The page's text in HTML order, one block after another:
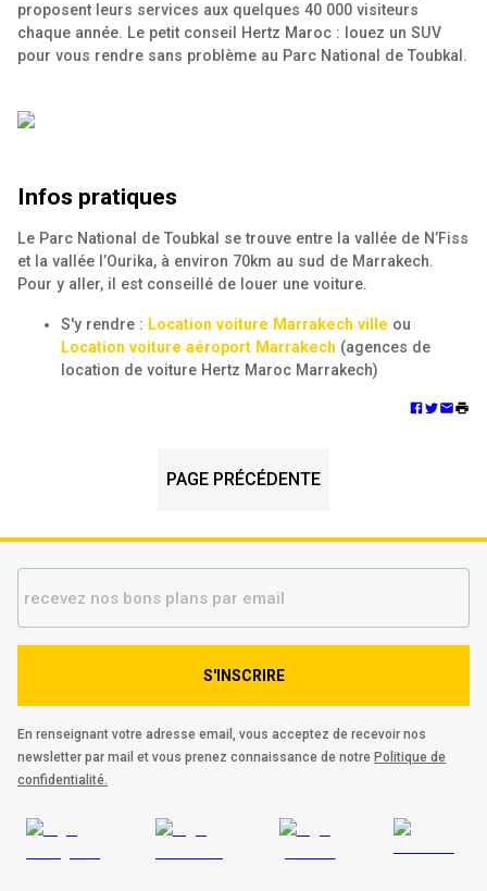
proposent leurs services aux quelques 40 000 visiteurs
chaque année. Le petit conseil Hertz Maroc : louez un SUV
pour vous rendre sans problème au Parc National de Toubkal.
Infos pratiques
Le Parc National de Toubkal se trouve entre la vallée de N’Fiss
et la vallée l’Ourika, à environ 70km au sud de Marrakech.
Pour y aller, il est conseillé de louer une voiture.
S'y rendre : Location voiture Marrakech ville ou
Location voiture aéroport Marrakech (agences de
location de voiture Hertz Maroc Marrakech)
PAGE PRÉCÉDENTE
S'INSCRIRE
En renseignant votre adresse email, vous acceptez de recevoir nos
newsletter par mail et vous prenez connaissance de notre Politique de
confidentialité.